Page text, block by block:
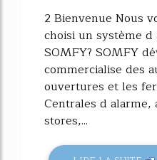
2 Bienvenue Nous
choisi un système d
SOMFY? SOMFY
commercialise des
ouvertures et les
Centrales d
stores,...